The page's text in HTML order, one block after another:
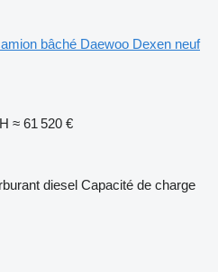
bâché Daewoo Dexen neuf
≈ 61 520 €
diesel Capacité de charge